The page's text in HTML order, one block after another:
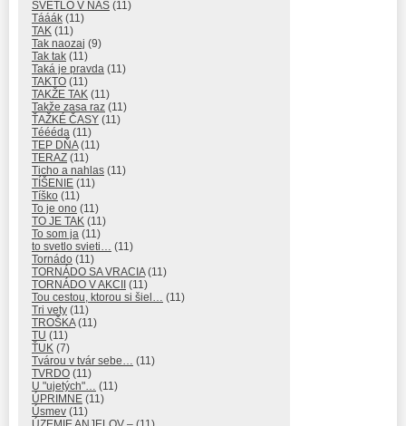
SVETLO V NÁS (11)
Tááák (11)
TAK (11)
Tak naozaj (9)
Tak tak (11)
Taká je pravda (11)
TAKTO (11)
TAKŽE TAK (11)
Takže zasa raz (11)
ŤAŽKÉ ČASY (11)
Téééda (11)
TEP DŇA(11)
TERAZ (11)
Ticho a nahlas (11)
TÍŠENIE (11)
Tíško (11)
To je ono (11)
TO JE TAK (11)
To som ja (11)
to svetlo svieti… (11)
Tornádo (11)
TORNÁDO SA VRACIA(11)
TORNÁDO V AKCII
(11)
Tou cestou, ktorou si šiel… (11)
Tri vety (11)
TROŠKA(11)
TU (11)
ŤUK (7)
Tvárou v tvár sebe… (11)
TVRDO (11)
U "ujetých"… (11)
ÚPRIMNE (11)
Úsmev (11)